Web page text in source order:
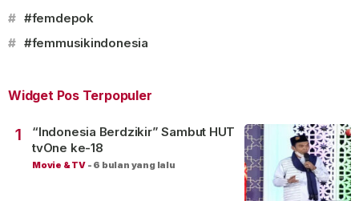
# #femdepok
# #femmusikindonesia
Widget Pos Terpopuler
1
“Indonesia Berdzikir” Sambut HUT
tvOne ke-18
Movie & TV - 6 bulan yang lalu